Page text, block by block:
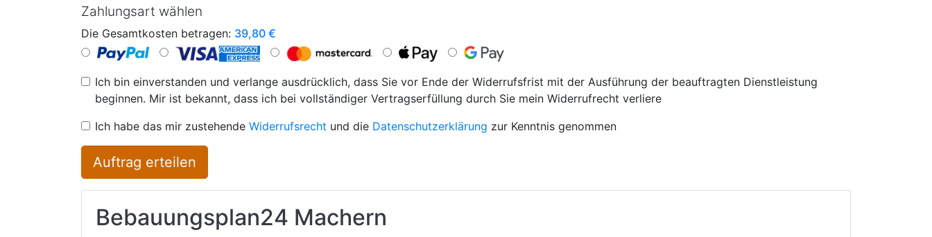
Zahlungsart wählen
Die Gesamtkosten betragen: 39,80 €
Ich bin einverstanden und verlange ausdrücklich, dass Sie vor Ende der Widerrufsfrist mit der Ausführung der beauftragten Dienstleistung
beginnen. Mir ist bekannt, dass ich bei vollständiger Vertragserfüllung durch Sie mein Widerrufrecht verliere
Ich habe das mir zustehende Widerrufsrecht und die Datenschutzerklärung zur Kenntnis genommen
Auftrag erteilen
Bebauungsplan24 Machern